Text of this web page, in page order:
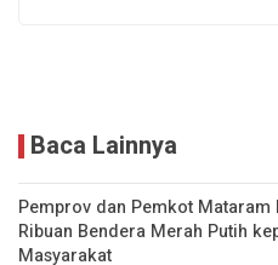
Baca Lainnya
Pemprov dan Pemkot Mataram
Ribuan Bendera Merah Putih
Masyarakat